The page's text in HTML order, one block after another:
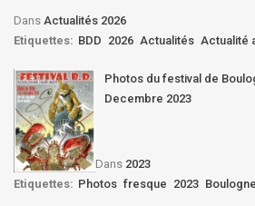
Dans Actualités 2026
Etiquettes: BDD 2026 Actualités Actualité
Photos du festival de
Decembre 2023
Dans 2023
Etiquettes: Photos fresque 2023